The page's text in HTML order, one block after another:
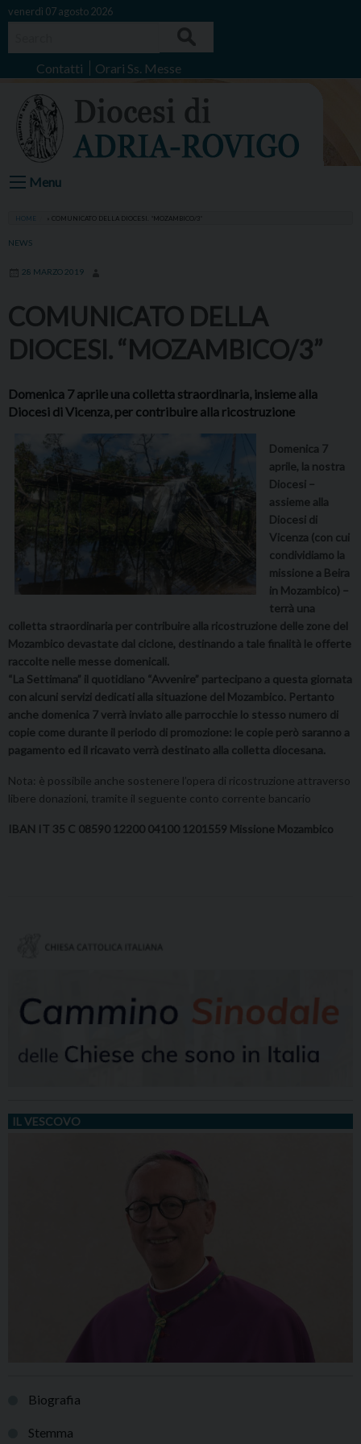
Skip
venerdì 07 agosto 2026
Contatti Orari Ss. Messe
Menu
HOME COMUNICATO DELLA DIOCESI. “MOZAMBICO/3”
NEWS
28 MARZO 2019
COMUNICATO DELLA
DIOCESI. “MOZAMBICO/3”
Domenica 7 aprile una colletta straordinaria, insieme alla
Diocesi di Vicenza, per contribuire alla ricostruzione
Domenica 7
aprile, la nostra
Diocesi –
assieme alla
Diocesi di
Vicenza (con cui
condividiamo la
missione a Beira
in Mozambico) –
terrà una
colletta straordinaria per contribuire alla ricostruzione delle zone del
Mozambico devastate dal ciclone, destinando a tale finalità le offerte
raccolte nelle messe domenicali.
“La Settimana” il quotidiano “Avvenire” partecipano a questa giornata
con alcuni servizi dedicati alla situazione del Mozambico. Pertanto
anche domenica 7 verrà inviato alle parrocchie lo stesso numero di
copie come durante il periodo di promozione: le copie però saranno a
pagamento ed il ricavato verrà destinato alla colletta diocesana.
Nota: è possibile anche sostenere l’opera di ricostruzione attraverso
libere donazioni, tramite il seguente conto corrente bancario
IBAN IT 35 C 08590 12200 04100 1201559 Missione Mozambico
IL VESCOVO
Biografia
Stemma